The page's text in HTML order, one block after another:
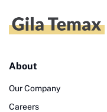
About
Our Company
Careers